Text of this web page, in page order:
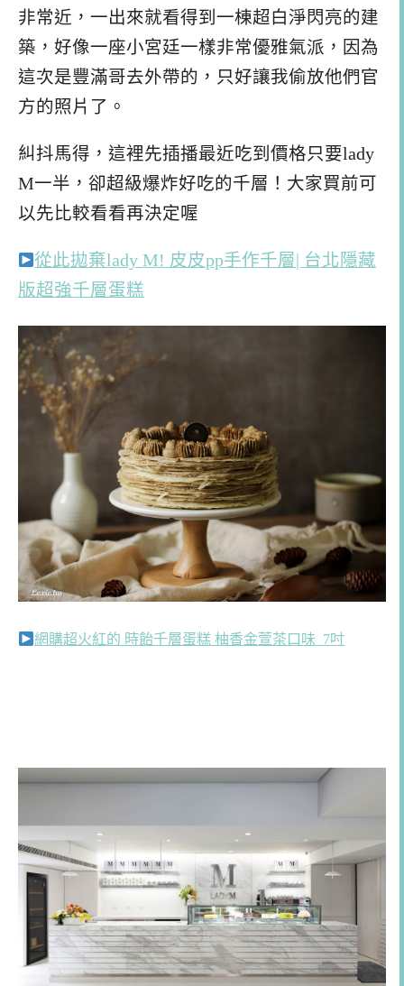
非常近，一出來就看得到一棟超白淨閃亮的建
築，好像一座小宮廷一樣非常優雅氣派，因為
這次是豐滿哥去外帶的，只好讓我偷放他們官
方的照片了。
糾抖馬得，這裡先插播最近吃到價格只要lady
M一半，卻超級爆炸好吃的千層！大家買前可
以先比較看看再決定喔
從此拋棄lady M! 皮皮pp手作千層| 台北隱藏
版超強千層蛋糕
網購超火紅的 時飴千層蛋糕 柚香金萱茶口味 7吋